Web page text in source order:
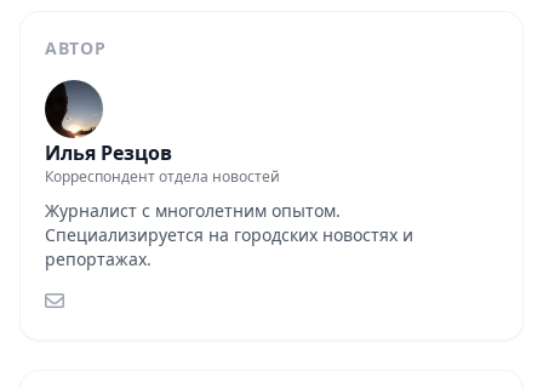
АВТОР
Илья Резцов
Корреспондент отдела новостей
Журналист с многолетним опытом.
Специализируется на городских новостях и
репортажах.